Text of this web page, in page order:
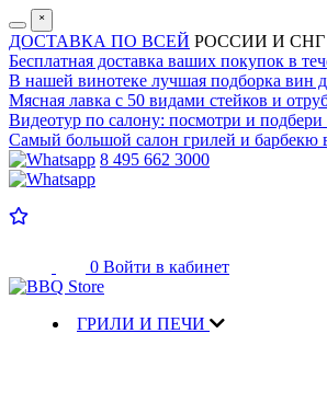
˟
ДОСТАВКА ПО ВСЕЙ РОССИИ И СНГ
Бесплатная доставка ваших покупок в
В нашей винотеке лучшая подборка вин
Мясная лавка с 50 видами стейков и
Видеотур по салону: посмотри и подбери
Самый большой салон грилей и барбекю
8 495 662 3000
0 Войти в кабинет
ГРИЛИ И ПЕЧИ